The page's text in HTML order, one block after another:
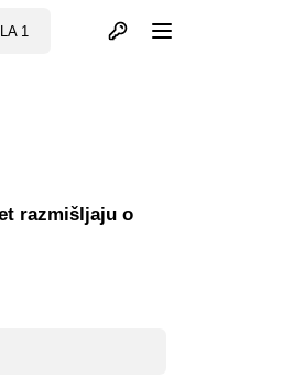
1 Otvori profil
razmišljaju o